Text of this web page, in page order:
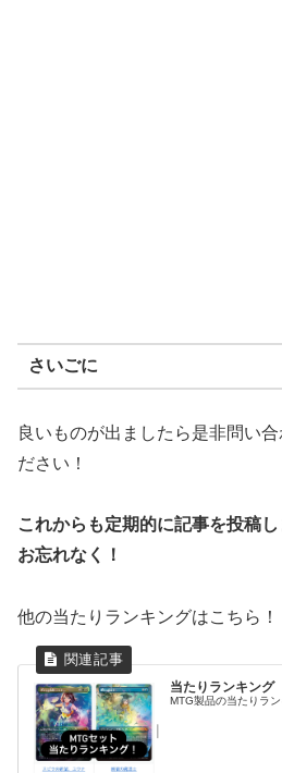
さいごに
良いものが出ましたら是非問い
ださい！
これからも定期的に記事を投稿
お忘れなく！
他の当たりランキングはこちら！
当たりランキング
MTG製品の当たりラ